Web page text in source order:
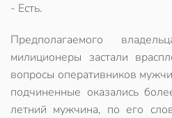
- Есть.
Предполагаемого
милиционеры застали
вопросы оперативников
подчиненные оказались
летний мужчина, по его